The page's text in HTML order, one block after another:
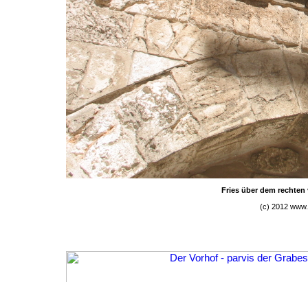
Fries über dem
(c) 2012